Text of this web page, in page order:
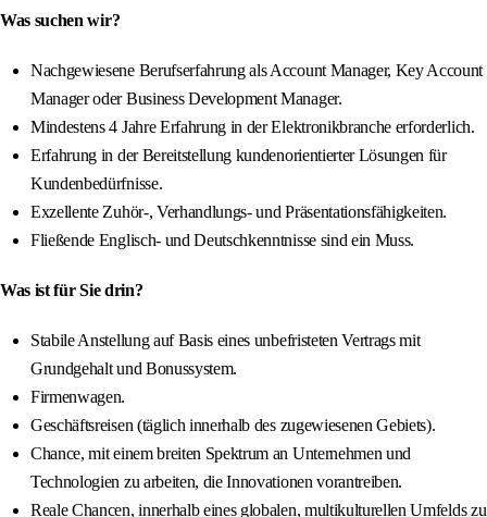
Was suchen wir?
Nachgewiesene Berufserfahrung als Account Manager, Key Account
Manager oder Business Development Manager.
Mindestens 4 Jahre Erfahrung in der Elektronikbranche erforderlich.
Erfahrung in der Bereitstellung kundenorientierter Lösungen für
Kundenbedürfnisse.
Exzellente Zuhör-, Verhandlungs- und Präsentationsfähigkeiten.
Fließende Englisch- und Deutschkenntnisse sind ein Muss.
Was ist für Sie drin?
Stabile Anstellung auf Basis eines unbefristeten Vertrags mit
Grundgehalt und Bonussystem.
Firmenwagen.
Geschäftsreisen (täglich innerhalb des zugewiesenen Gebiets).
Chance, mit einem breiten Spektrum an Unternehmen und
Technologien zu arbeiten, die Innovationen vorantreiben.
Reale Chancen, innerhalb eines globalen, multikulturellen Umfelds zu